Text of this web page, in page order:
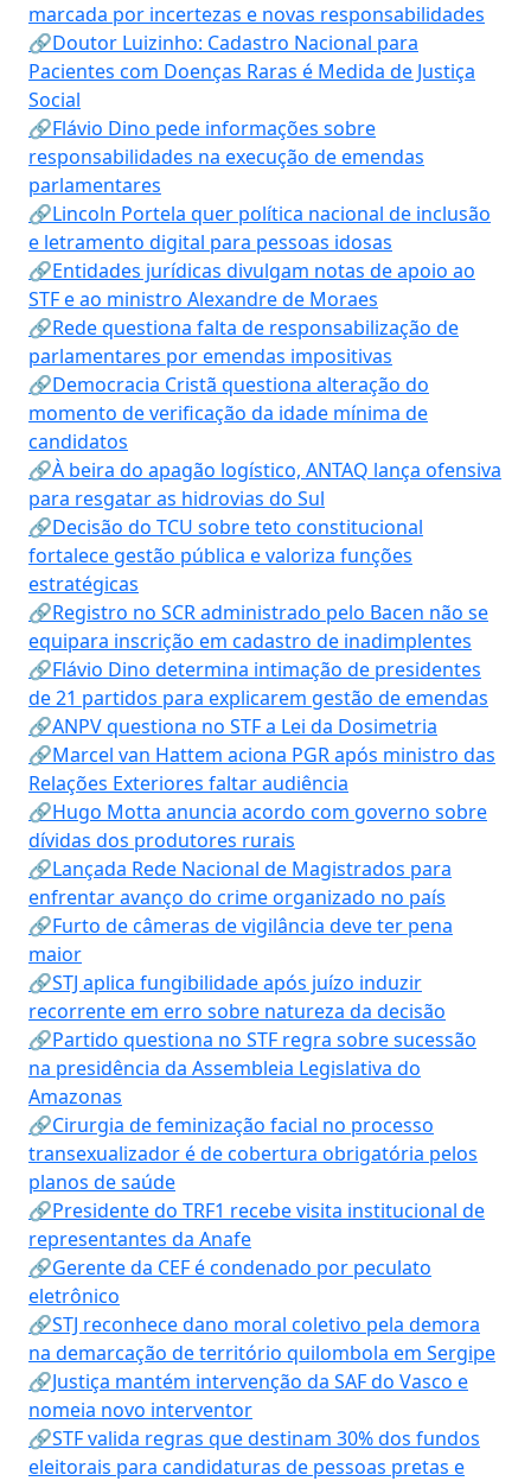
marcada por incertezas e novas responsabilidades
🔗Doutor Luizinho: Cadastro Nacional para
Pacientes com Doenças Raras é Medida de Justiça
Social
🔗Flávio Dino pede informações sobre
responsabilidades na execução de emendas
parlamentares
🔗Lincoln Portela quer política nacional de inclusão
e letramento digital para pessoas idosas
🔗Entidades jurídicas divulgam notas de apoio ao
STF e ao ministro Alexandre de Moraes
🔗Rede questiona falta de responsabilização de
parlamentares por emendas impositivas
🔗Democracia Cristã questiona alteração do
momento de verificação da idade mínima de
candidatos
🔗À beira do apagão logístico, ANTAQ lança ofensiva
para resgatar as hidrovias do Sul
🔗Decisão do TCU sobre teto constitucional
fortalece gestão pública e valoriza funções
estratégicas
🔗Registro no SCR administrado pelo Bacen não se
equipara inscrição em cadastro de inadimplentes
🔗Flávio Dino determina intimação de presidentes
de 21 partidos para explicarem gestão de emendas
🔗ANPV questiona no STF a Lei da Dosimetria
🔗Marcel van Hattem aciona PGR após ministro das
Relações Exteriores faltar audiência
🔗Hugo Motta anuncia acordo com governo sobre
dívidas dos produtores rurais
🔗Lançada Rede Nacional de Magistrados para
enfrentar avanço do crime organizado no país
🔗Furto de câmeras de vigilância deve ter pena
maior
🔗STJ aplica fungibilidade após juízo induzir
recorrente em erro sobre natureza da decisão
🔗Partido questiona no STF regra sobre sucessão
na presidência da Assembleia Legislativa do
Amazonas
🔗Cirurgia de feminização facial no processo
transexualizador é de cobertura obrigatória pelos
planos de saúde
🔗Presidente do TRF1 recebe visita institucional de
representantes da Anafe
🔗Gerente da CEF é condenado por peculato
eletrônico
🔗STJ reconhece dano moral coletivo pela demora
na demarcação de território quilombola em Sergipe
🔗Justiça mantém intervenção da SAF do Vasco e
nomeia novo interventor
🔗STF valida regras que destinam 30% dos fundos
eleitorais para candidaturas de pessoas pretas e